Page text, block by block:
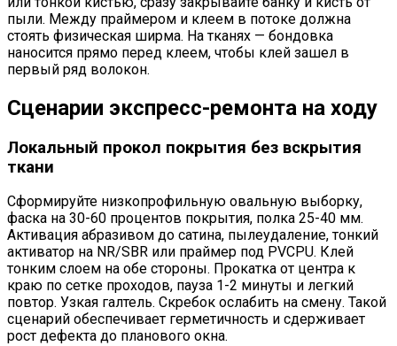
пыли. Между праймером и клеем в потоке должна
стоять физическая ширма. На тканях — бондовка
наносится прямо перед клеем, чтобы клей зашел в
первый ряд волокон.
Сценарии экспресс-ремонта на ходу
Локальный прокол покрытия без вскрытия
ткани
Сформируйте низкопрофильную овальную выборку,
фаска на 30-60 процентов покрытия, полка 25-40 мм.
Активация абразивом до сатина, пылеудаление, тонкий
активатор на NR/SBR или праймер под PVCPU. Клей
тонким слоем на обе стороны. Прокатка от центра к
краю по сетке проходов, пауза 1-2 минуты и легкий
повтор. Узкая галтель. Скребок ослабить на смену. Такой
сценарий обеспечивает герметичность и сдерживает
рост дефекта до планового окна.